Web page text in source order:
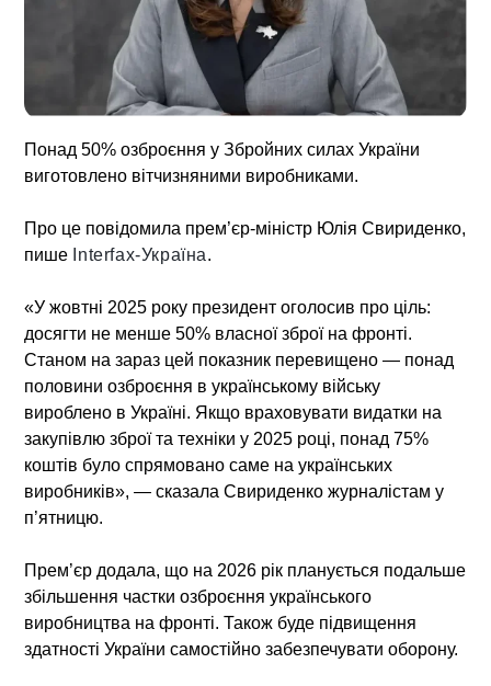
Понад 50% озброєння у Збройних силах України
виготовлено вітчизняними виробниками.
Про це повідомила прем’єр-міністр Юлія Свириденко,
пише Іnterfax-Україна.
«У жовтні 2025 року президент оголосив про ціль:
досягти не менше 50% власної зброї на фронті.
Станом на зараз цей показник перевищено — понад
половини озброєння в українському війську
вироблено в Україні. Якщо враховувати видатки на
закупівлю зброї та техніки у 2025 році, понад 75%
коштів було спрямовано саме на українських
виробників», — сказала Свириденко журналістам у
п’ятницю.
Прем’єр додала, що на 2026 рік планується подальше
збільшення частки озброєння українського
виробництва на фронті. Також буде підвищення
здатності України самостійно забезпечувати оборону.